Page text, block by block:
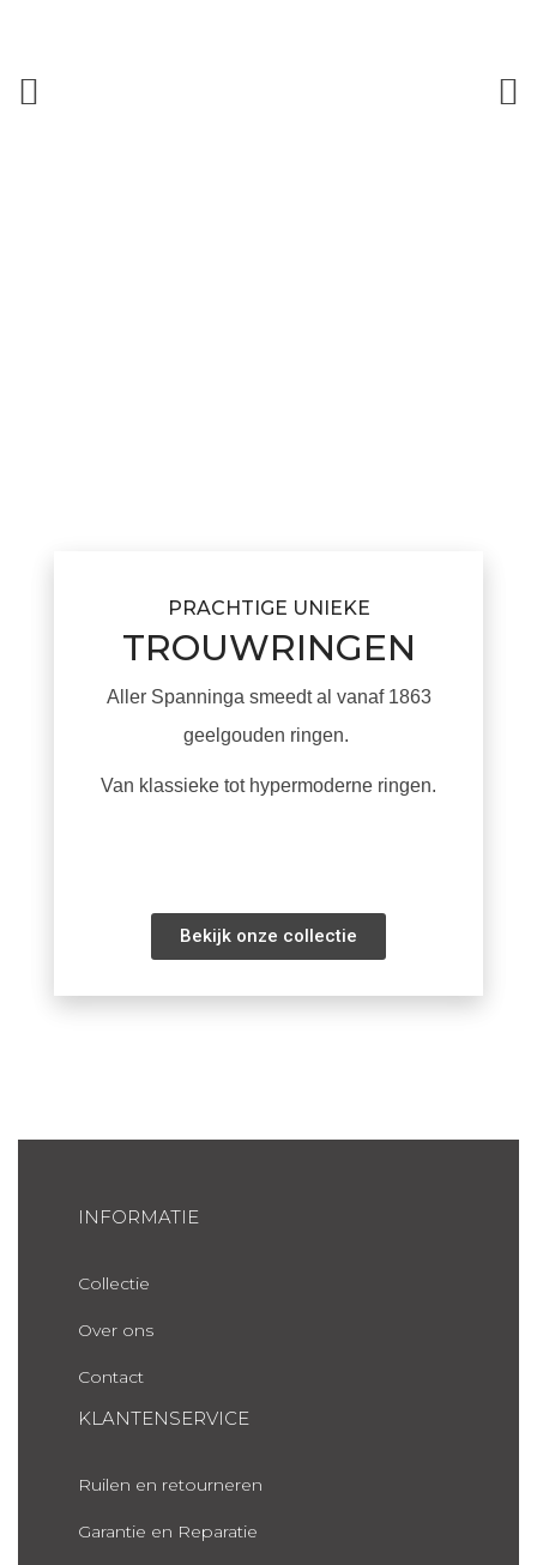
PRACHTIGE UNIEKE
TROUWRINGEN
Aller Spanninga smeedt al vanaf 1863
geelgouden ringen.
Van klassieke tot hypermoderne ringen.
Bekijk onze collectie
INFORMATIE
Collectie
Over ons
Contact
KLANTENSERVICE
Ruilen en retourneren
Garantie en Reparatie